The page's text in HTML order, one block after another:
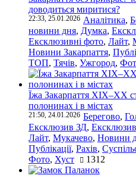
доводиться миритися?
22:33, 25.01.2026 Аналітика,
новини дня, Думка,
Ексклюзивні фото, Лайт,
Новини Закарпаття,
ТОП, Тячів, Ужгород,
Їжа Закарпаття ХІХ–ХХ
полонинах і в містах
21:50, 24.01.2026 Берегово,
Ексклюзив ЗД,
Лайт, Мукачево, Новини
Публікації, Рахів,
Фото, Хуст 1312